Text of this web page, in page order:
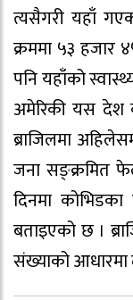
त्यसैगरी यहाँ
क्रममा ५३ हजार
पनि यहाँको
अमेरिकी यस देश
ब्राजिलमा
जना सङ्क्रमित
दिनमा
बताइएको छ ।
संख्याको आधारमा